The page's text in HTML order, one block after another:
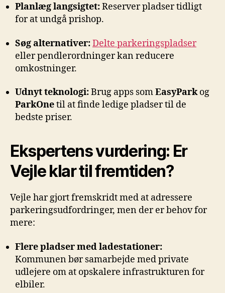
Planlæg langsigtet:Reserver pladser tidligt
for at undgå prishop.
Søg alternativer:Delte parkeringspladser
eller pendlerordninger kan reducere
omkostninger.
Udnyt teknologi:Brug apps somEasyParkog
ParkOnetil at finde ledige pladser til de
bedste priser.
Ekspertens vurdering: Er
Vejle klar til fremtiden?
Vejle har gjort fremskridt med at adressere
parkeringsudfordringer, men der er behov for
mere:
Flere pladser med ladestationer:
Kommunen bør samarbejde med private
udlejere om at opskalere infrastrukturen for
elbiler.